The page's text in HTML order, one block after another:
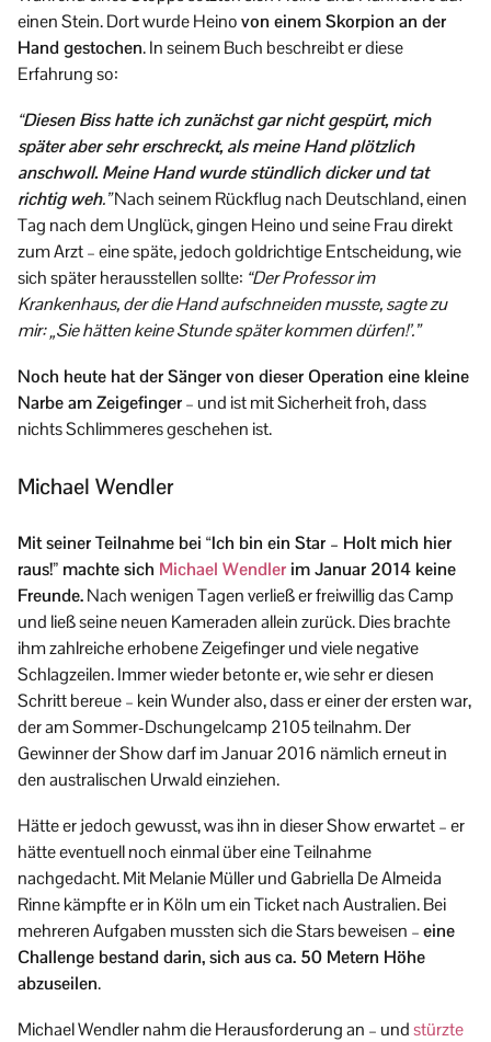
einen Stein. Dort wurde Heinovon einem Skorpion an der
Hand gestochen. In seinem Buch beschreibt er diese
Erfahrung so:
“Diesen Biss hatte ich zunächst gar nicht gespürt, mich
später aber sehr erschreckt, als meine Hand plötzlich
anschwoll. Meine Hand wurde stündlich dicker und tat
richtig weh.”Nach seinem Rückflug nach Deutschland, einen
Tag nach dem Unglück, gingen Heino und seine Frau direkt
zum Arzt – eine späte, jedoch goldrichtige Entscheidung, wie
sich später herausstellen sollte: “Der Professor im
Krankenhaus, der die Hand aufschneiden musste, sagte zu
mir: „Sie hätten keine Stunde später kommen dürfen!’.”
Noch heute hat der Sänger von dieser Operation eine kleine
Narbe am Zeigefinger– und ist mit Sicherheit froh, dass
nichts Schlimmeres geschehen ist.
Michael Wendler
Mit seiner Teilnahme bei “Ich bin ein Star – Holt mich hier
raus!” machte sich Michael Wendler im Januar 2014 keine
Freunde.Nach wenigen Tagen verließ er freiwillig das Camp
und ließ seine neuen Kameraden allein zurück. Dies brachte
ihm zahlreiche erhobene Zeigefinger und viele negative
Schlagzeilen. Immer wieder betonte er, wie sehr er diesen
Schritt bereue – kein Wunder also, dass er einer der ersten war,
der am Sommer-Dschungelcamp 2105 teilnahm. Der
Gewinner der Show darf im Januar 2016 nämlich erneut in
den australischen Urwald einziehen.
Hätte er jedoch gewusst, was ihn in dieser Show erwartet – er
hätte eventuell noch einmal über eine Teilnahme
nachgedacht. Mit Melanie Müller und Gabriella De Almeida
Rinne kämpfte er in Köln um ein Ticket nach Australien. Bei
mehreren Aufgaben mussten sich die Stars beweisen –eine
Challenge bestand darin, sich aus ca. 50 Metern Höhe
abzuseilen.
Michael Wendler nahm die Herausforderung an – undstürzte